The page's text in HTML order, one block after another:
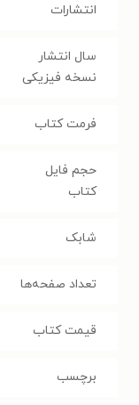
انتشارات
سال انتشار
نسخه فیزیکی
فرمت کتاب
حجم فایل
کتاب
شابک
تعداد صفحه‌ها
قیمت کتاب
برچسب